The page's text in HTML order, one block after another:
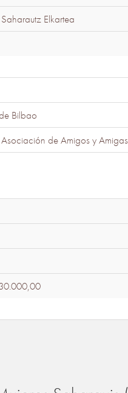
Saharautz Elkartea
Bilbao
Asociación de Amigos y